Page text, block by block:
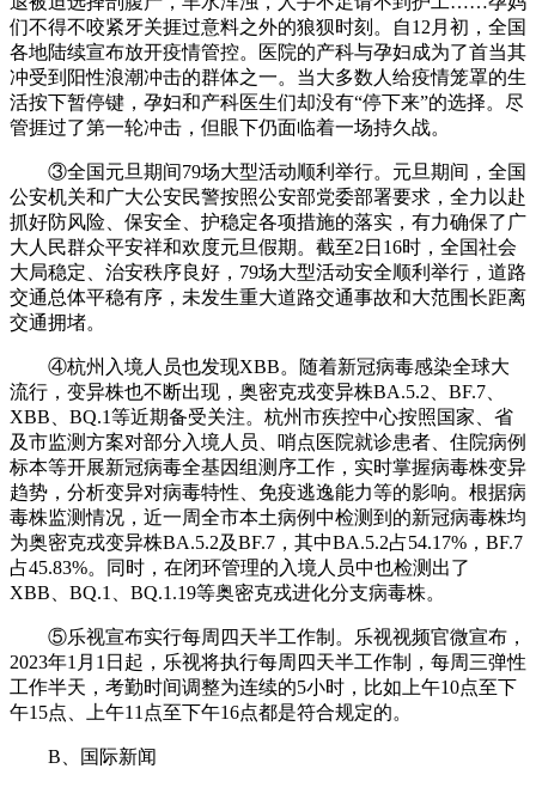
们不得不咬紧牙关捱过意料之外的狼狈时刻。自12月初，全国
各地陆续宣布放开疫情管控。医院的产科与孕妇成为了首当其
冲受到阳性浪潮冲击的群体之一。当大多数人给疫情笼罩的生
活按下暂停键，孕妇和产科医生们却没有“停下来”的选择。尽
管捱过了第一轮冲击，但眼下仍面临着一场持久战。
③全国元旦期间79场大型活动顺利举行。元旦期间，全国
公安机关和广大公安民警按照公安部党委部署要求，全力以赴
抓好防风险、保安全、护稳定各项措施的落实，有力确保了广
大人民群众平安祥和欢度元旦假期。截至2日16时，全国社会
大局稳定、治安秩序良好，79场大型活动安全顺利举行，道路
交通总体平稳有序，未发生重大道路交通事故和大范围长距离
交通拥堵。
④杭州入境人员也发现XBB。随着新冠病毒感染全球大
流行，变异株也不断出现，奥密克戎变异株BA.5.2、BF.7、
XBB、BQ.1等近期备受关注。杭州市疾控中心按照国家、省
及市监测方案对部分入境人员、哨点医院就诊患者、住院病例
标本等开展新冠病毒全基因组测序工作，实时掌握病毒株变异
趋势，分析变异对病毒特性、免疫逃逸能力等的影响。根据病
毒株监测情况，近一周全市本土病例中检测到的新冠病毒株均
为奥密克戎变异株BA.5.2及BF.7，其中BA.5.2占54.17%，BF.7
占45.83%。同时，在闭环管理的入境人员中也检测出了
XBB、BQ.1、BQ.1.19等奥密克戎进化分支病毒株。
⑤乐视宣布实行每周四天半工作制。乐视视频官微宣布，
2023年1月1日起，乐视将执行每周四天半工作制，每周三弹性
工作半天，考勤时间调整为连续的5小时，比如上午10点至下
午15点、上午11点至下午16点都是符合规定的。
B、国际新闻